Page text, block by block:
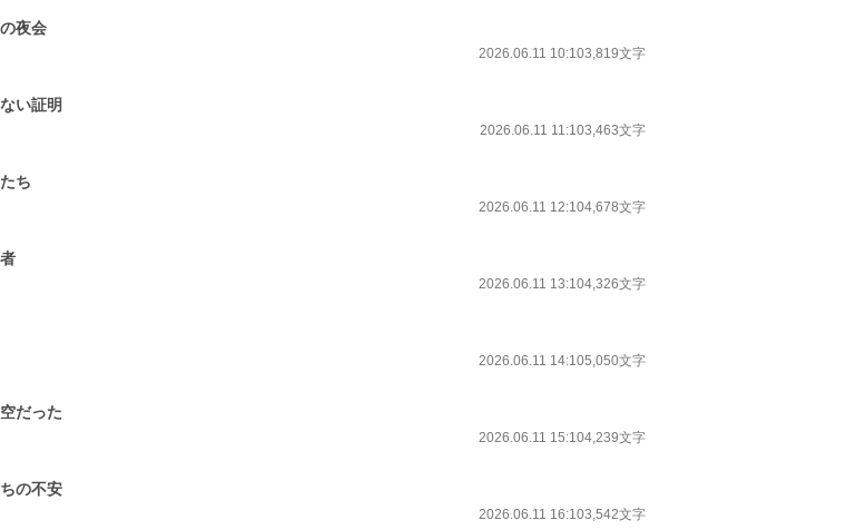
夜会
2026.06.11 10:103,819文字
い証明
2026.06.11 11:103,463文字
ち
2026.06.11 12:104,678文字
2026.06.11 13:104,326文字
2026.06.11 14:105,050文字
だった
2026.06.11 15:104,239文字
の不安
2026.06.11 16:103,542文字